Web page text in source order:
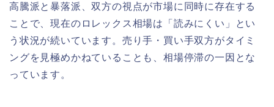
高騰派と暴落派、双方の視点が市場に同時に存在する
ことで、現在のロレックス相場は「読みにくい」とい
う状況が続いています。売り手・買い手双方がタイミ
ングを見極めかねていることも、相場停滞の一因とな
っています。